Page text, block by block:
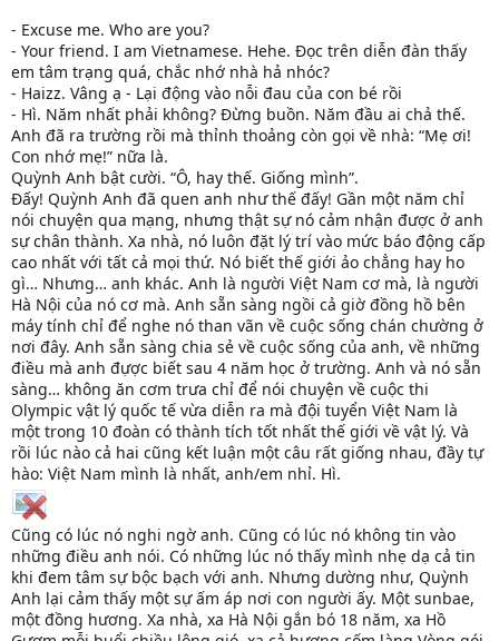
- Excuse me. Who are you?
- Your friend. I am Vietnamese. Hehe. Đọc trên diễn đàn thấy
em tâm trạng quá, chắc nhớ nhà hả nhóc?
- Haizz. Vâng ạ - Lại động vào nỗi đau của con bé rồi
- Hì. Năm nhất phải không? Đừng buồn. Năm đầu ai chả thế.
Anh đã ra trường rồi mà thỉnh thoảng còn gọi về nhà: “Mẹ ơi!
Con nhớ mẹ!” nữa là.
Quỳnh Anh bật cười. “Ô, hay thế. Giống mình”.
Đấy! Quỳnh Anh đã quen anh như thế đấy! Gần một năm chỉ
nói chuyện qua mạng, nhưng thật sự nó cảm nhận được ở anh
sự chân thành. Xa nhà, nó luôn đặt lý trí vào mức báo động cấp
cao nhất với tất cả mọi thứ. Nó biết thế giới ảo chẳng hay ho
gì… Nhưng… anh khác. Anh là người Việt Nam cơ mà, là người
Hà Nội của nó cơ mà. Anh sẵn sàng ngồi cả giờ đồng hồ bên
máy tính chỉ để nghe nó than vãn về cuộc sống chán chường ở
nơi đây. Anh sẵn sàng chia sẻ về cuộc sống của anh, về những
điều mà anh đựợc biết sau 4 năm học ở trường. Anh và nó sẵn
sàng… không ăn cơm trưa chỉ để nói chuyện về cuộc thi
Olympic vật lý quốc tế vừa diễn ra mà đội tuyển Việt Nam là
một trong 10 đoàn có thành tích tốt nhất thế giới về vật lý. Và
rồi lúc nào cả hai cũng kết luận một câu rất giống nhau, đầy tự
hào: Việt Nam mình là nhất, anh/em nhỉ. Hì.
Cũng có lúc nó nghi ngờ anh. Cũng có lúc nó không tin vào
những điều anh nói. Có những lúc nó thấy mình nhẹ dạ cả tin
khi đem tâm sự bộc bạch với anh. Nhưng dường như, Quỳnh
Anh lại cảm thấy một sự ấm áp nơi con người ấy. Một sunbae,
một đồng hương. Xa nhà, xa Hà Nội gắn bó 18 năm, xa Hồ